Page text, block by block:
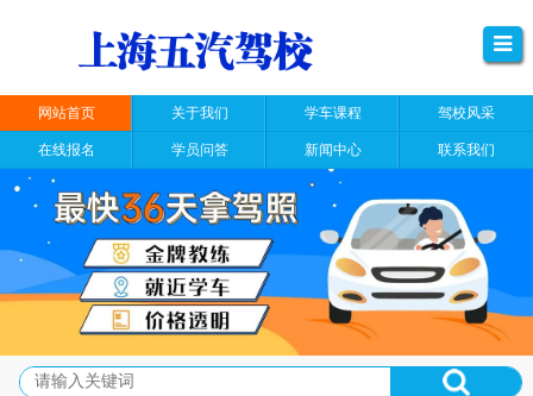
网站首页 关于我们 学车课程 驾校风采
在线报名 学员问答 新闻中心 联系我们